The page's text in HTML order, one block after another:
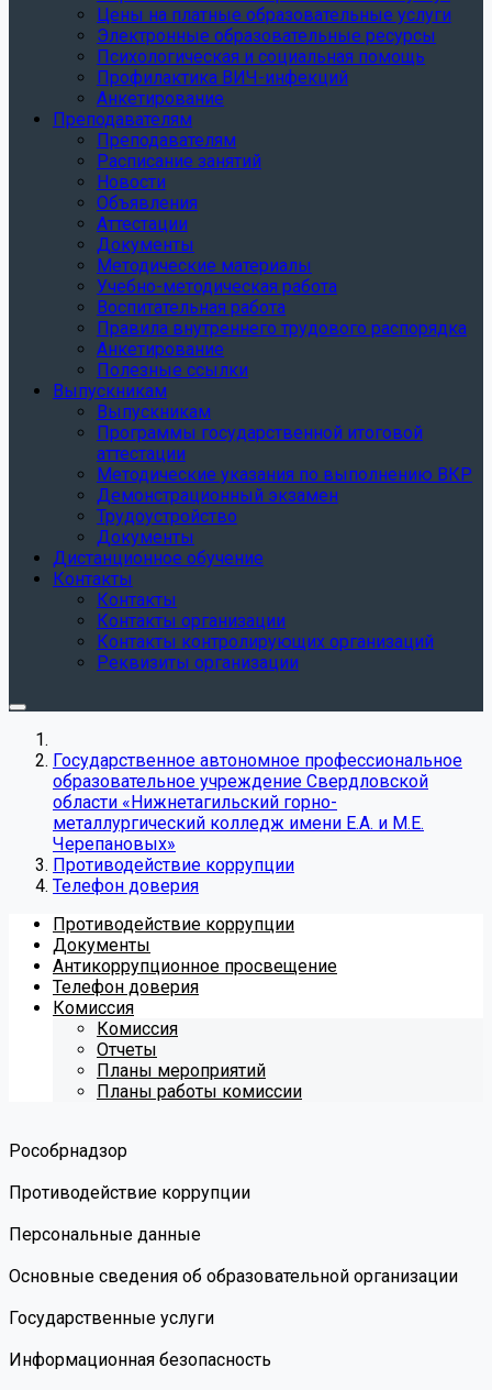
Цены на платные образовательные услуги
Электронные образовательные ресурсы
Психологическая и социальная помощь
Профилактика ВИЧ-инфекций
Анкетирование
Преподавателям
Преподавателям
Расписание занятий
Новости
Объявления
Аттестации
Документы
Методические материалы
Учебно-методическая работа
Воспитательная работа
Правила внутреннего трудового распорядка
Анкетирование
Полезные ссылки
Выпускникам
Выпускникам
Программы государственной итоговой
аттестации
Методические указания по выполнению ВКР
Демонстрационный экзамен
Трудоустройство
Документы
Дистанционное обучение
Контакты
Контакты
Контакты организации
Контакты контролирующих организаций
Реквизиты организации
Государственное автономное профессиональное
образовательное учреждение Свердловской
области «Нижнетагильский горно-
металлургический колледж имени Е.А. и М.Е.
Черепановых»
Противодействие коррупции
Телефон доверия
Противодействие коррупции
Документы
Антикоррупционное просвещение
Телефон доверия
Комиссия
Комиссия
Отчеты
Планы мероприятий
Планы работы комиссии
Роcобрнадзор
Противодействие коррупции
Персональные данные
Основные сведения об образовательной организации
Государственные услуги
Информационная безопасность